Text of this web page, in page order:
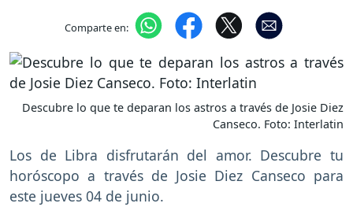
Comparte en:
Descubre lo que te deparan los astros a través de Josie Diez
Canseco. Foto: Interlatin
Los de Libra disfrutarán del amor. Descubre tu
horóscopo a través de Josie Diez Canseco para
este jueves 04 de junio.